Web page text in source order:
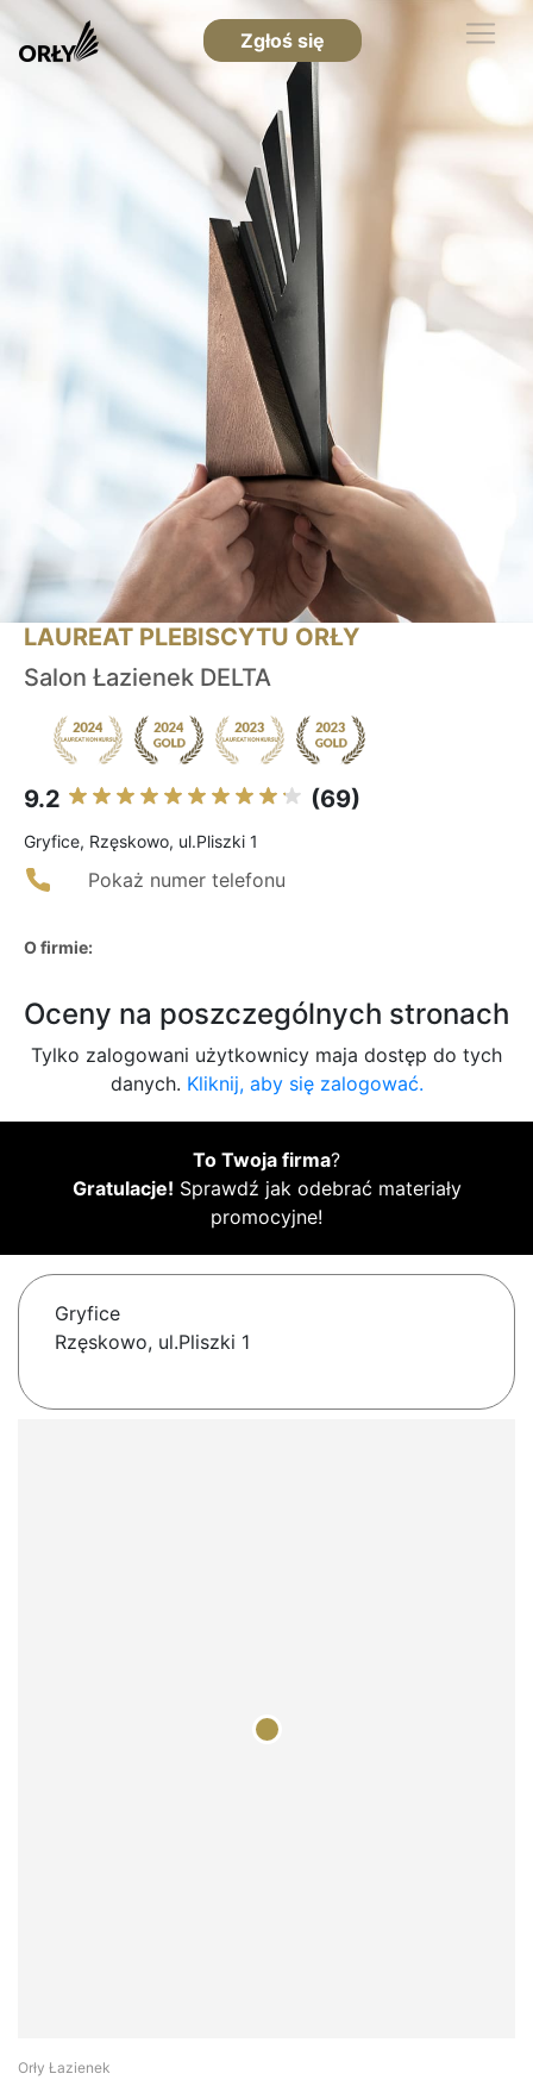
Zgłoś się
LAUREAT PLEBISCYTU ORŁY
Salon Łazienek DELTA
9.2 (69)
Gryfice, Rzęskowo, ul.Pliszki 1
Pokaż numer telefonu
O firmie:
Oceny na poszczególnych stronach
Tylko zalogowani użytkownicy maja dostęp do tych
danych. Kliknij, aby się zalogować.
To Twoja firma?
Gratulacje! Sprawdź jak odebrać materiały
promocyjne!
Gryfice
Rzęskowo, ul.Pliszki 1
Orły Łazienek